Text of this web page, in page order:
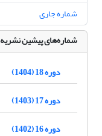
شماره جاری
شماره‌های پیشین نشریه
دوره 18 (1404)
دوره 17 (1403)
دوره 16 (1402)